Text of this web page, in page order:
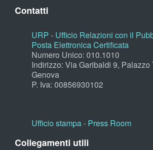
Contatti
URP - Ufficio Relazioni con il
Posta Elettronica Certificata
Numero Unico: 010.1010
Indirizzo: Via Garibaldi 9, Palazzo
Genova
P. Iva: 00856930102
Ufficio stampa - Press Room
Collegamenti utili